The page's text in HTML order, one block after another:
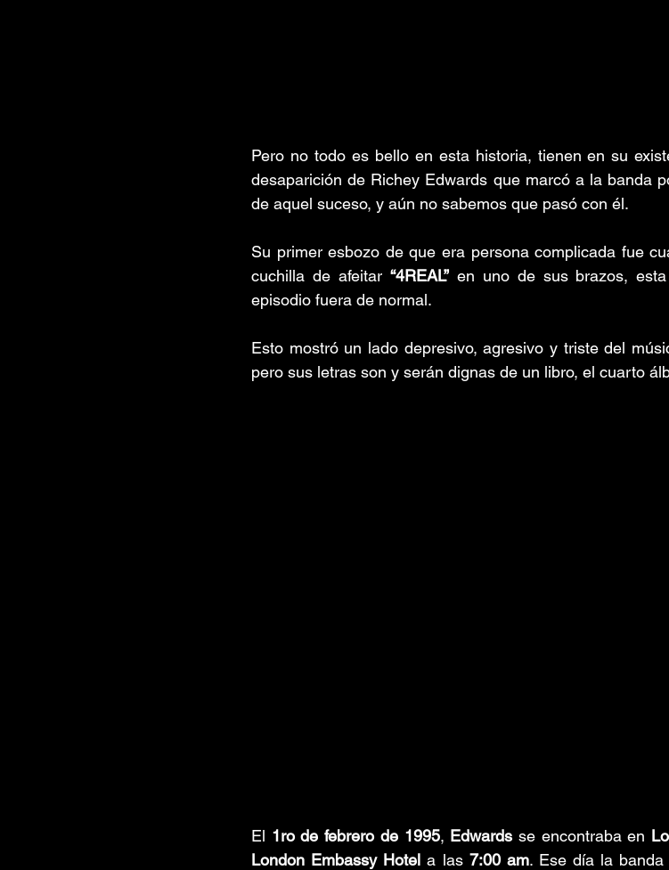
Pero no todo es bello en esta historia, tienen en su
desaparición de Richey Edwards que marcó a la banda
de aquel suceso, y aún no sabemos que pasó con él.
Su primer esbozo de que era persona complicada fue
cuchilla de afeitar “4REAL” en uno de sus brazos,
episodio fuera de normal.
Esto mostró un lado depresivo, agresivo y triste del
pero sus letras son y serán dignas de un libro, el cuarto
El 1ro de febrero de 1995, Edwards se encontraba en
London Embassy Hotel a las 7:00 am. Ese día la